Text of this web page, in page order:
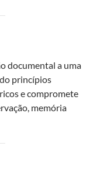
documental a uma
princípios
e compromete
memória